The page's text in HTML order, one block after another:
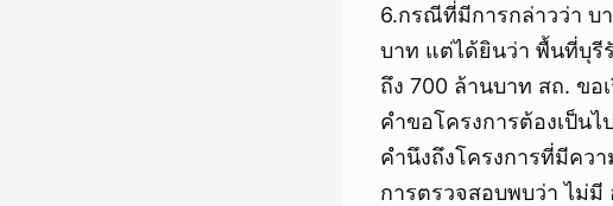
6.กรณีที่มีการกล่าวว่า บ
บาท แต่ได้ยินว่า พื้นที่บุรี
ถึง 700 ล้านบาท สถ. ข
คำขอโครงการต้องเป็น
คำนึงถึงโครงการที่มีคว
การตรวจสอบพบว่า ไม่